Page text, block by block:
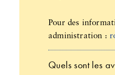
Pour des
administration :
Quels sont les